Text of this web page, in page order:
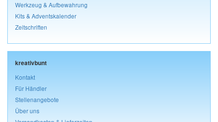
Werkzeug & Aufbewahrung
Kits & Adventskalender
Zeitschriften
kreativbunt
Kontakt
Für Händler
Stellenangebote
Über uns